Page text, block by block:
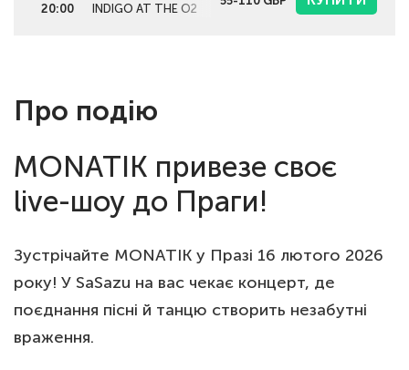
20:00 INDIGO AT THE O2
Про подію
MONATIK привезе своє
live-шоу до Праги!
Зустрічайте MONATIK у Празі 16 лютого 2026
року! У SaSazu на вас чекає концерт, де
поєднання пісні й танцю створить незабутні
враження.